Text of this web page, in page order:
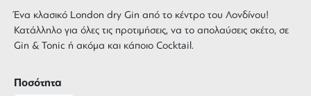
Ένα κλασικό London dry Gin από το κέντρο του Λονδίνου!
Κατάλληλο για όλες τις προτιμήσεις, να το απολαύσεις σκέτο, σε
Gin & Tonic ή ακόμα και κάποιο Cocktail.
Ποσότητα